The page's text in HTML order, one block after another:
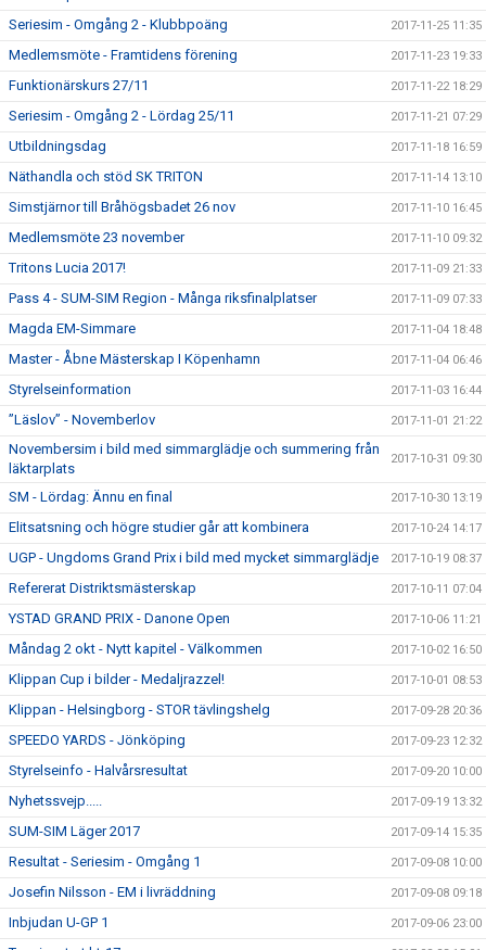
Seriesim - Omgång 2 - Klubbpoäng 2017-11-25 11:35
Medlemsmöte - Framtidens förening 2017-11-23 19:33
Funktionärskurs 27/11 2017-11-22 18:29
Seriesim - Omgång 2 - Lördag 25/11 2017-11-21 07:29
Utbildningsdag 2017-11-18 16:59
Näthandla och stöd SK TRITON 2017-11-14 13:10
Simstjärnor till Bråhögsbadet 26 nov 2017-11-10 16:45
Medlemsmöte 23 november 2017-11-10 09:32
Tritons Lucia 2017! 2017-11-09 21:33
Pass 4 - SUM-SIM Region - Många riksfinalplatser 2017-11-09 07:33
Magda EM-Simmare 2017-11-04 18:48
Master - Åbne Mästerskap I Köpenhamn 2017-11-04 06:46
Styrelseinformation 2017-11-03 16:44
”Läslov” - Novemberlov 2017-11-01 21:22
Novembersim i bild med simmarglädje och summering från
läktarplats
2017-10-31 09:30
SM - Lördag: Ännu en final 2017-10-30 13:19
Elitsatsning och högre studier går att kombinera 2017-10-24 14:17
UGP - Ungdoms Grand Prix i bild med mycket simmarglädje 2017-10-19 08:37
Refererat Distriktsmästerskap 2017-10-11 07:04
YSTAD GRAND PRIX - Danone Open 2017-10-06 11:21
Måndag 2 okt - Nytt kapitel - Välkommen 2017-10-02 16:50
Klippan Cup i bilder - Medaljrazzel! 2017-10-01 08:53
Klippan - Helsingborg - STOR tävlingshelg 2017-09-28 20:36
SPEEDO YARDS - Jönköping 2017-09-23 12:32
Styrelseinfo - Halvårsresultat 2017-09-20 10:00
Nyhetssvejp..... 2017-09-19 13:32
SUM-SIM Läger 2017 2017-09-14 15:35
Resultat - Seriesim - Omgång 1 2017-09-08 10:00
Josefin Nilsson - EM i livräddning 2017-09-08 09:18
Inbjudan U-GP 1 2017-09-06 23:00